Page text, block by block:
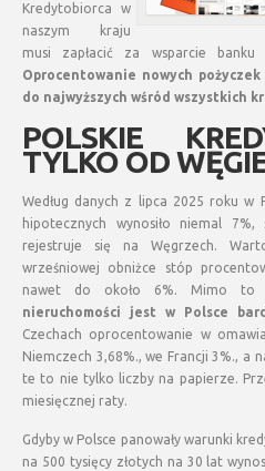
Kredytobiorca w
naszym kraju
musi zapłacić za wsparcie
Oprocentowanie nowych
do najwyższych wśród wszystkich
POLSKIE
TYLKO OD
Według danych z lipca 2025 roku w
hipotecznych wynosiło niemal
rejestruje się na Węgrzech.
wrześniowej obniżce stóp
nawet do około 6%. Mimo to
nieruchomości jest w Polsce
Czechach oprocentowanie w
Niemczech 3,68%., we Francji 3%., a
te to nie tylko liczby na papierze.
miesięcznej raty.
Gdyby w Polsce panowały warunki
na 500 tysięcy złotych na 30 lat